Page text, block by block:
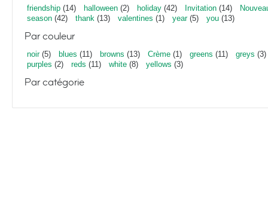
friendship (14) halloween (2) holiday (42) Invitation (14)
season (42) thank (13) valentines (1) year(5) you (13)
Par couleur
noir(5) blues (11) browns (13) Crème (1) greens (11) greys (3)
purples (2) reds (11) white (8) yellows (3)
Par catégorie